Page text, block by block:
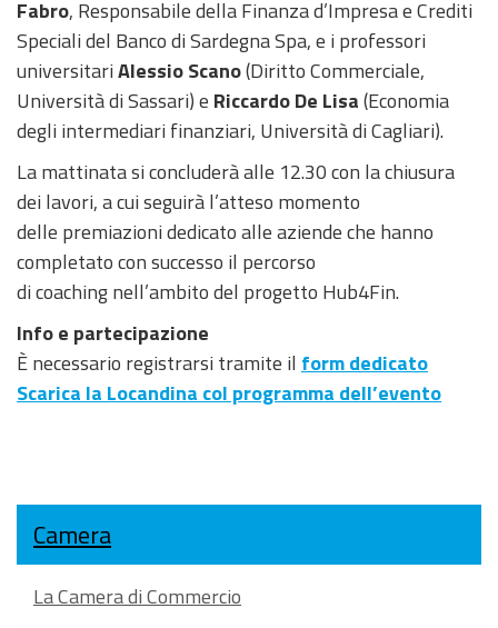
Fabro, Responsabile della Finanza d’Impresa e Crediti
Speciali del Banco di Sardegna Spa, e i professori
universitariAlessio Scano(Diritto Commerciale,
Università di Sassari) e Riccardo De Lisa(Economia
degli intermediari finanziari, Università di Cagliari).
La mattinata si concluderà alle 12.30 con la chiusura
dei lavori, a cui seguirà l’atteso momento
delle premiazioni dedicato alle aziende che hanno
completato con successo il percorso
di coaching nell’ambito del progetto Hub4Fin.
Info e partecipazione
È necessario registrarsi tramite il form dedicato
Scarica la Locandina col programma dell’evento
Camera
La Camera di Commercio